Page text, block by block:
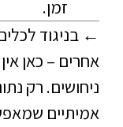
לכלים
– כאן אין
רק נתונים
שמאפשרים